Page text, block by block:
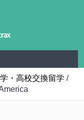
・高校交換留学 /